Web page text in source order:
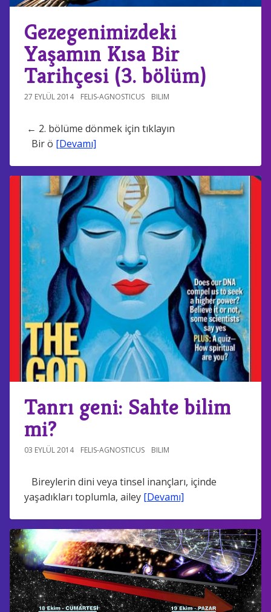
Gezegenimizdeki
Yaşamın Kısa Bir
Tarihçesi (3. bölüm)
27 EYLÜL 2014 FELIS-AGNOSTICUS BILIM
← 2. bölüme dönmek için tıklayın
Bir ö [Devamı]
Tanrı geni: Sahte bilim
mi?
03 EYLÜL 2014 FELIS-AGNOSTICUS BILIM
Bireylerin dini veya tinsel inançları, içinde
yaşadıkları toplumla, ailey [Devamı]